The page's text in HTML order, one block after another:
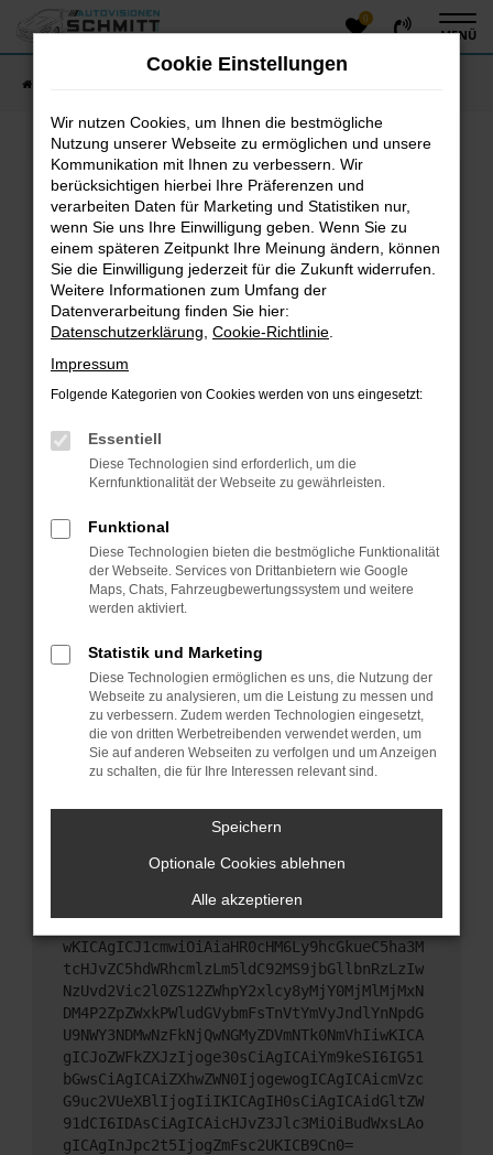
Zum
Hauptinhalt
0
MENÜ
Fehler: Network Error
Beim Laden ist ein Fehler aufgetreten.
Hier sind ein paar Tipps, die dir helfen können:
Überprüfe deine Firewall und deine
Internetverbindung.
Laden andere Webseiten, zum Beispiel deine
Suchmaschine?
Prüfe deine Browsererweiterungen.
das Laden bestimmter Seiten verhindern.
Funktioniert die Seite in einem anderen Browser
oder in einem privaten Fenster?
Das kann manchmal helfen, vorübergehende
Probleme zu beheben.
Stelle sicher, dass dein Browser und dein
Betriebssystem auf dem neuesten Stand sind.
Sicherheitsrisiko, sondern kann auch dazu führen,
dass bestimmte Funktionen nicht mehr
unterstützt werden.
Wende dich an den Webseitenbetreiber.
Wenn du alle oben genannten Schritte versucht
hast, kontaktiere uns bitte. Wir werden versuchen,
das Problem zu beheben. Du kannst uns diesen
Text schicken, um uns bei der Fehlersuche zu
unterstützen:
ewogICJuYW1lIjogIk5ldHdvcmtFcnJvciIsCiAgI
mNvbmZpZyI6IHsKICAgICJtZXRob2QiOiAiR0VUIi
wKICAgICJ1cmwiOiAiaHR0cHM6Ly9hcGkueC5ha3M
tcHJvZC5hdWRhcmlzLm5ldC92MS9jbGllbnRzLzIw
NzUvd2Vic2l0ZS12ZWhpY2xlcy8yMjY0MjMlMjMxN
DM4P2ZpZWxkPWludGVybmFsTnVtYmVyJndlYnNpdG
U9NWY3NDMwNzFkNjQwNGMyZDVmNTk0NmVhIiwKICA
gICJoZWFkZXJzIjoge30sCiAgICAiYm9keSI6IG51
bGwsCiAgICAiZXhwZWN0IjogewogICAgICAicmVzc
G9uc2VUeXBlIjogIiIKICAgIH0sCiAgICAidGltZW
91dCI6IDAsCiAgICAicHJvZ3Jlc3MiOiBudWxsLAo
gICAgInJpc2t5IjogZmFsc2UKICB9Cn0=
Cookie Einstellungen
Wir nutzen Cookies, um Ihnen die bestmögliche
Nutzung unserer Webseite zu ermöglichen und unsere
Kommunikation mit Ihnen zu verbessern. Wir
berücksichtigen hierbei Ihre Präferenzen und
verarbeiten Daten für Marketing und Statistiken nur,
wenn Sie uns Ihre Einwilligung geben. Wenn Sie zu
einem späteren Zeitpunkt Ihre Meinung ändern, können
Sie die Einwilligung jederzeit für die Zukunft widerrufen.
Weitere Informationen zum Umfang der
Datenverarbeitung finden Sie hier:
Datenschutzerklärung Cookie-Richtlinie
Impressum
Folgende Kategorien von Cookies werden von uns eingesetzt:
Essentiell
Diese Technologien sind erforderlich, um die
Kernfunktionalität der Webseite zu gewährleisten.
Funktional
Diese Technologien bieten die bestmögliche Funktionalität
der Webseite. Services von Drittanbietern wie Google
Maps, Chats, Fahrzeugbewertungssystem und weitere
werden aktiviert.
Statistik und Marketing
Diese Technologien ermöglichen es uns, die Nutzung der
Webseite zu analysieren, um die Leistung zu messen und
zu verbessern. Zudem werden Technologien eingesetzt,
die von dritten Werbetreibenden verwendet werden, um
Sie auf anderen Webseiten zu verfolgen und um Anzeigen
zu schalten, die für Ihre Interessen relevant sind.
Speichern
Optionale Cookies ablehnen
Alle akzeptieren